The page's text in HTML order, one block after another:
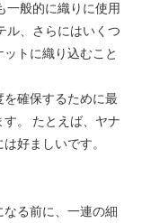
一般的に織りに使用
ル、さらにはいくつ
トに織り込むこと
を確保するために最
。 たとえば、ヤナ
好ましいです。
る前に、一連の細